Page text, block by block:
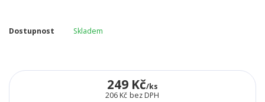
Dostupnost Skladem
249 Kč/ks
206 Kč bez DPH